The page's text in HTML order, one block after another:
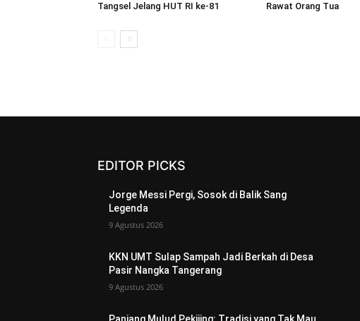
Tangsel Jelang HUT RI ke-81
Rawat Orang Tua
EDITOR PICKS
Jorge Messi Pergi, Sosok di Balik Sang
Legenda
9 Agustus 2026
KKN UMT Sulap Sampah Jadi Berkah di Desa
Pasir Nangka Tangerang
9 Agustus 2026